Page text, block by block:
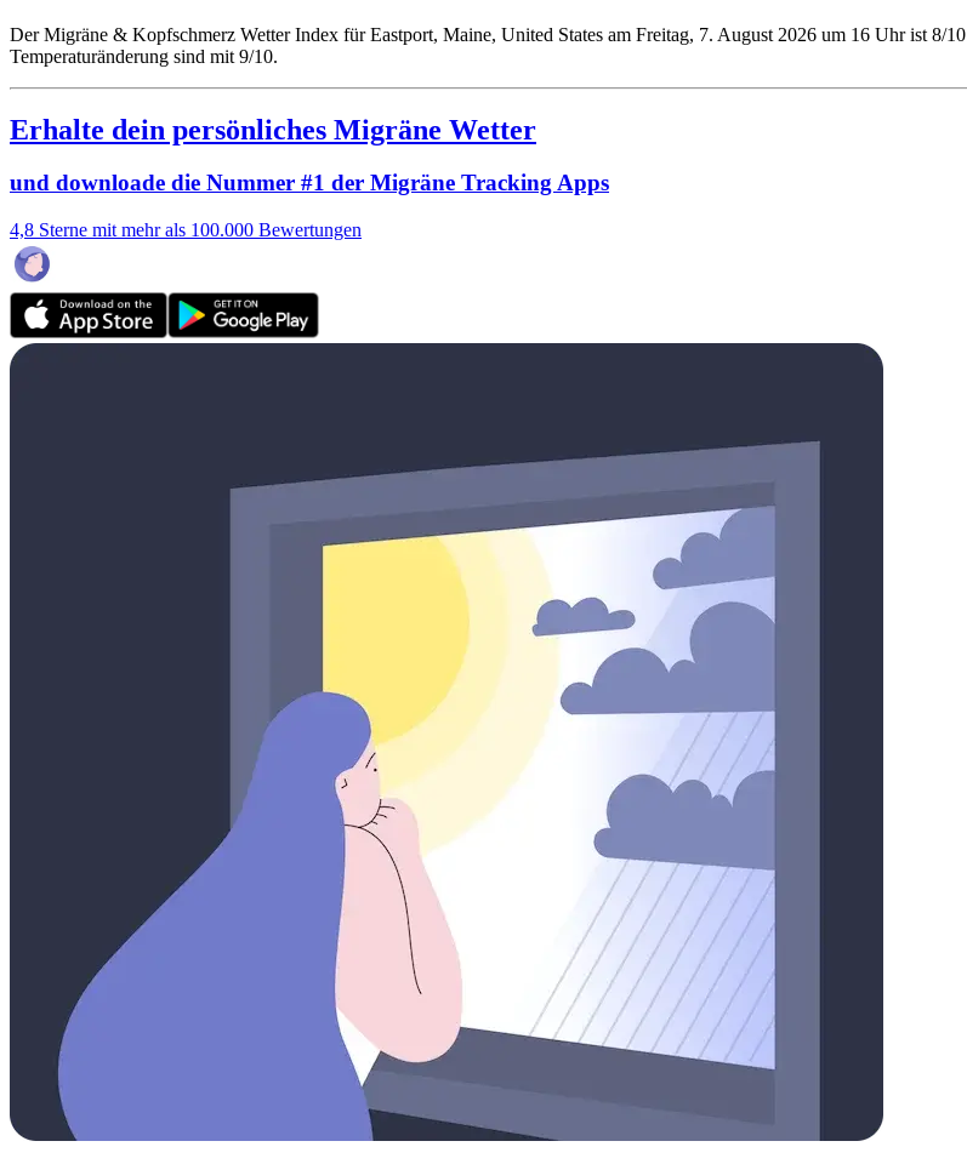
Der Migräne & Kopfschmerz Wetter Index für Eastport, Maine, United States am Freitag, 7. August 2026 um 16 Uhr ist 8/10
Temperaturänderung sind mit 9/10.
Erhalte dein persönliches Migräne Wetter
und downloade die Nummer #1 der Migräne Tracking Apps
4,8 Sterne mit mehr als 100.000 Bewertungen